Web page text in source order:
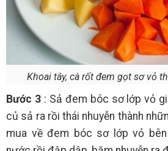
Khoai tây, cà rốt đem gọt sơ vỏ
Bước 3: Sả đem bóc sơ lớp vỏ
củ sả ra rồi thái nhuyễn thành
mua về đem bóc sơ lớp vỏ